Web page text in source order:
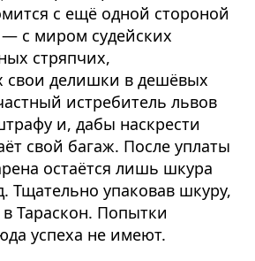
с ещё одной стороной
с миром судейских
стряпчих,
делишки в дешёвых
истребитель львов
и, дабы наскрести
свой багаж. После уплаты
остаётся лишь шкура
Тщательно упаковав шкуру,
Тараскон. Попытки
успеха не имеют.